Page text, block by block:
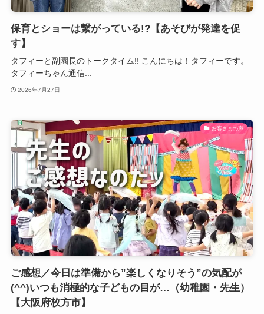
保育とショーは繋がっている!?【あそびが発達を促
す】
タフィーと副園長のトークタイム!! こんにちは！タフィーです。
タフィーちゃん通信...
2026年7月27日
お客さまの声
ご感想／今日は準備から”楽しくなりそう”の気配が
(^^)いつも消極的な子どもの目が…（幼稚園・先生）
【大阪府枚方市】